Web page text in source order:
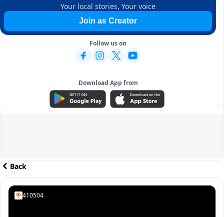
Your local stories, Your voice
Join as Creator
Follow us on
Download App from
ADVERTISEMENT
Back
410504